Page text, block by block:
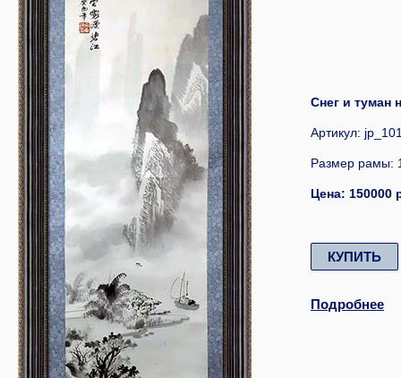
Снег и туман
Артикул:
Размер рамы:
Цена: 150000
КУПИТЬ
Подробнее